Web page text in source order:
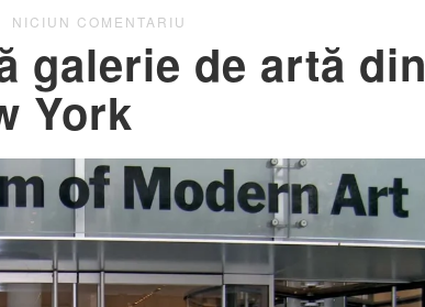
NICIUN COMENTARIU
galerie de artă din
York